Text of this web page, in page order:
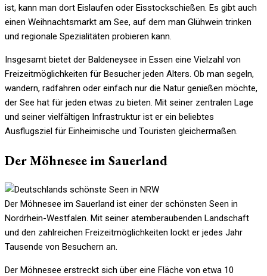
ist, kann man dort Eislaufen oder Eisstockschießen. Es gibt auch
einen Weihnachtsmarkt am See, auf dem man Glühwein trinken
und regionale Spezialitäten probieren kann.
Insgesamt bietet der Baldeneysee in Essen eine Vielzahl von
Freizeitmöglichkeiten für Besucher jeden Alters. Ob man segeln,
wandern, radfahren oder einfach nur die Natur genießen möchte,
der See hat für jeden etwas zu bieten. Mit seiner zentralen Lage
und seiner vielfältigen Infrastruktur ist er ein beliebtes
Ausflugsziel für Einheimische und Touristen gleichermaßen.
Der Möhnesee im Sauerland
Der Möhnesee im Sauerland ist einer der schönsten Seen in
Nordrhein-Westfalen. Mit seiner atemberaubenden Landschaft
und den zahlreichen Freizeitmöglichkeiten lockt er jedes Jahr
Tausende von Besuchern an.
Der Möhnesee erstreckt sich über eine Fläche von etwa 10